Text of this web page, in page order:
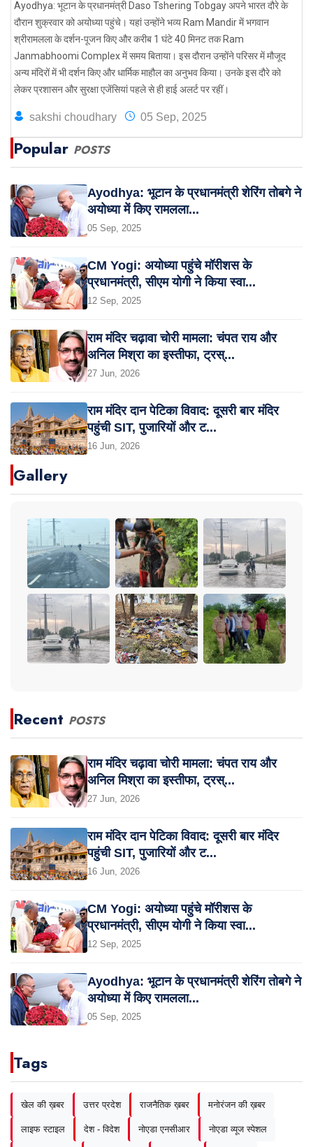
Ayodhya: भूटान के प्रधानमंत्री Daso Tshering Tobgay अपने भारत दौरे के
दौरान शुक्रवार को अयोध्या पहुंचे। यहां उन्होंने भव्य Ram Mandir में भगवान
श्रीरामलला के दर्शन-पूजन किए और करीब 1 घंटे 40 मिनट तक Ram
Janmabhoomi Complex में समय बिताया। इस दौरान उन्होंने परिसर में मौजूद
अन्य मंदिरों में भी दर्शन किए और धार्मिक माहौल का अनुभव किया। उनके इस दौरे को
लेकर प्रशासन और सुरक्षा एजेंसियां पहले से ही हाई अलर्ट पर रहीं।
sakshi choudhary 05 Sep, 2025
Popular POSTS
Ayodhya: भूटान के प्रधानमंत्री शेरिंग तोबगे ने
अयोध्या में किए रामलला...
05 Sep, 2025
CM Yogi: अयोध्या पहुंचे मॉरीशस के
प्रधानमंत्री, सीएम योगी ने किया स्वा...
12 Sep, 2025
राम मंदिर चढ़ावा चोरी मामला: चंपत राय और
अनिल मिश्रा का इस्तीफा, ट्रस्...
27 Jun, 2026
राम मंदिर दान पेटिका विवाद: दूसरी बार मंदिर
पहुंची SIT, पुजारियों और ट...
16 Jun, 2026
Gallery
Recent POSTS
राम मंदिर चढ़ावा चोरी मामला: चंपत राय और
अनिल मिश्रा का इस्तीफा, ट्रस्...
27 Jun, 2026
राम मंदिर दान पेटिका विवाद: दूसरी बार मंदिर
पहुंची SIT, पुजारियों और ट...
16 Jun, 2026
CM Yogi: अयोध्या पहुंचे मॉरीशस के
प्रधानमंत्री, सीएम योगी ने किया स्वा...
12 Sep, 2025
Ayodhya: भूटान के प्रधानमंत्री शेरिंग तोबगे ने
अयोध्या में किए रामलला...
05 Sep, 2025
Tags
खेल की ख़बर उत्तर प्रदेश राजनैतिक ख़बर मनोरंजन की ख़बर
लाइफ स्टाइल देश - विदेश नोएडा एनसीआर नोएडा व्यूज स्पेशल